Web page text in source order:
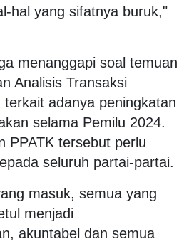
hal yang sifatnya buruk,"
menanggapi soal temuan
Analisis Transaksi
terkait adanya peningkatan
selama Pemilu 2024.
PPATK tersebut perlu
seluruh partai-partai.
masuk, semua yang
menjadi
akuntabel dan semua